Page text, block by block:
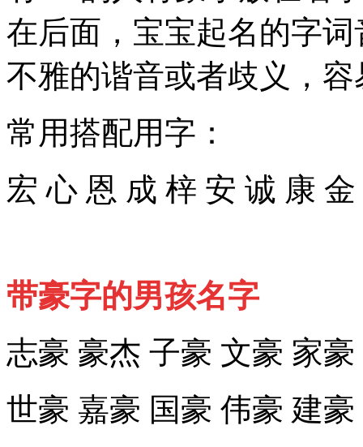
在后面，宝宝起名的字
不雅的谐音或者歧义，
常用搭配用字：
宏 心 恩 成 梓 安 诚 康
带豪字的男孩名字
志豪 豪杰 子豪 文豪 家
世豪 嘉豪 国豪 伟豪 建